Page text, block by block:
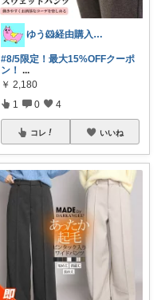
ゆう🐹経由購入感謝🙇‍♀️
#8/5限定！最大15%OFFクーポ
ン！ ...
￥ 2,180
1 0 4
コレ いいね